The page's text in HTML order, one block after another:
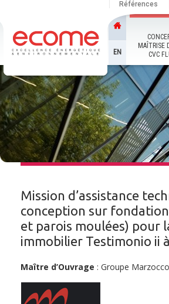
Références
EN
MAÎTRISE
CVC
Mission d’assistance
conception sur
et parois moulées) pour
immobilier Testimonio ii
Maître d’Ouvrage : Groupe Marzocco